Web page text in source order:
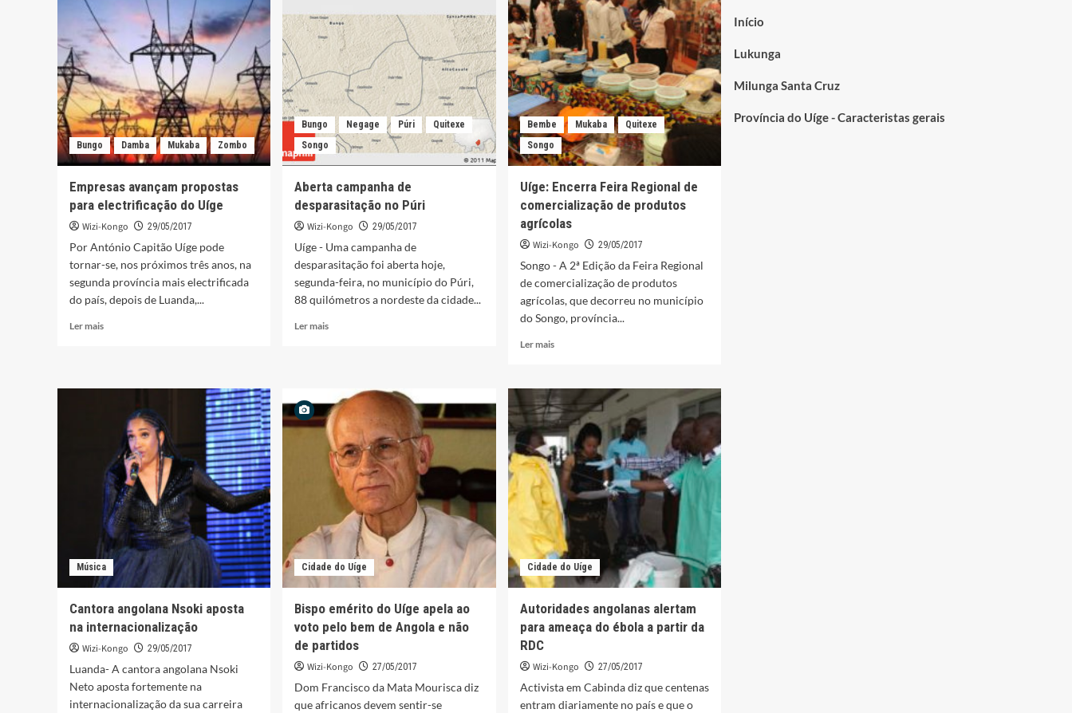
Fr.
Rafael
de
Castelo
de
Vide
(1780
–
1788)
(Fim)
da
Literatura
palco
na
homenagem
a
Teddy
Nsingui
Bungo Damba Mukaba Zombo
Empresas avançam propostas
para electrificação do Uíge
Wizi-Kongo 29/05/2017
Por António Capitão Uíge pode
tornar-se, nos próximos três anos, na
segunda província mais electrificada
do país, depois de Luanda,...
Ler maisLeia
electrificação
Uíge
Bungo Negage Púri
Quitexe
Songo
Aberta campanha de
desparasitação no Púri
Wizi-Kongo 29/05/2017
Uíge - Uma campanha de
desparasitação foi aberta hoje,
segunda-feira, no município do Púri,
88 quilómetros a nordeste da cidade...
Ler maisLeia
de
desparasitação
no
Púri
Bembe Mukaba
Quitexe
Songo
Uíge: Encerra Feira Regional de
comercialização de produtos
agrícolas
Wizi-Kongo 29/05/2017
Songo - A 2ª Edição da Feira Regional
de comercialização de produtos
agrícolas, que decorreu no município
do Songo, província...
Ler maisLeia
Uíge:
Encerra
Feira
Regional
de
comercialização
de
produtos
agrícolas
Música
Cantora angolana Nsoki aposta
na internacionalização
Wizi-Kongo 29/05/2017
Luanda- A cantora angolana Nsoki
Neto aposta fortemente na
internacionalização da sua carreira
Cidade do Uíge
Bispo emérito do Uíge apela ao
voto pelo bem de Angola e não
de partidos
Wizi-Kongo 27/05/2017
Dom Francisco da Mata Mourisca diz
que africanos devem sentir-se
Cidade do Uíge
Autoridades angolanas alertam
para ameaça do ébola a partir da
RDC
Wizi-Kongo 27/05/2017
Activista em Cabinda diz que centenas
entram diariamente no país e que o
Início
Lukunga
Milunga Santa Cruz
Província do Uíge - Caracteristas gerais